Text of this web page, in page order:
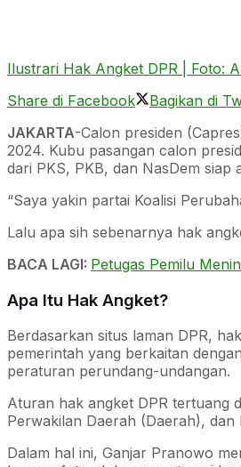
Ilustrari Hak Angket DPR | Foto:
Share di Facebook
Bagikan di
JAKARTA-Calon presiden
2024. Kubu pasangan calon
dari PKS, PKB, dan NasDem siap
“Saya yakin partai Koalisi
Lalu apa sih sebenarnya hak
BACA LAGI: Petugas Pemilu
Apa Itu Hak Angket?
Berdasarkan situs laman DPR,
pemerintah yang berkaitan
peraturan perundang-undangan.
Aturan hak angket DPR tertuang
Perwakilan Daerah (Daerah),
Dalam hal ini, Ganjar Pranowo